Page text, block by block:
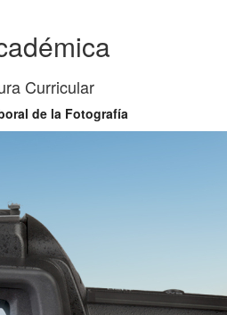
Curricular
de la Fotografía